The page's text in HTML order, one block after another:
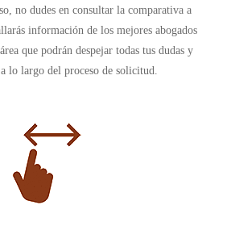
no dudes en consultar la comparativa a
información de los mejores abogados
que podrán despejar todas tus dudas y
lo largo del proceso de solicitud.